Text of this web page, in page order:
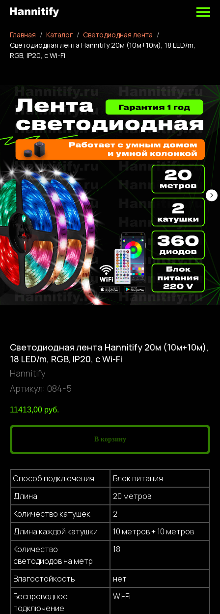
Главная Каталог
Светодиодная лента
Светодиодная лента Hannitify 20м (10м+10м), 18 LED/m,
RGB, IP20, с Wi-Fi
Светодиодная лента Hannitify 20м (10м+10м),
18 LED/m, RGB, IP20, с Wi-Fi
Hannitify
Артикул: 084-5
11413,00 руб.
В корзину
Способ подключения
Блок питания
Длина
20 метров
Количество катушек
2
Длина каждой катушки
10 метров + 10 метров
Количество
светодиодов на метр
18
Влагостойкость
нет
Беспроводное
подключение
Wi-Fi